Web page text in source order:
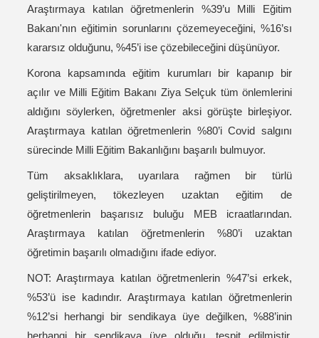
Araştırmaya katılan öğretmenlerin %39’u Milli Eğitim
Bakanı'nın eğitimin sorunlarını çözemeyeceğini, %16’sı
kararsız olduğunu, %45’i ise çözebileceğini düşünüyor.
Korona kapsamında eğitim kurumları bir kapanıp bir
açılır ve Milli Eğitim Bakanı Ziya Selçuk tüm önlemlerini
aldığını söylerken, öğretmenler aksi görüşte birleşiyor.
Araştırmaya katılan öğretmenlerin %80’i Covid salgını
sürecinde Milli Eğitim Bakanlığını başarılı bulmuyor.
Tüm aksaklıklara, uyarılara rağmen bir türlü
geliştirilmeyen, tökezleyen uzaktan eğitim de
öğretmenlerin başarısız buluğu MEB icraatlarından.
Araştırmaya katılan öğretmenlerin %80’i uzaktan
öğretimin başarılı olmadığını ifade ediyor.
NOT: Araştırmaya katılan öğretmenlerin %47’si erkek,
%53’ü ise kadındır. Araştırmaya katılan öğretmenlerin
%12’si herhangi bir sendikaya üye değilken, %88’inin
herhangi bir sendikaya üye olduğu, tespit edilmiştir.